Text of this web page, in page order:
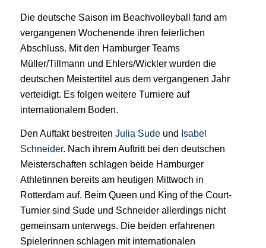
Die deutsche Saison im Beachvolleyball fand am
vergangenen Wochenende ihren feierlichen
Abschluss. Mit den Hamburger Teams
Müller/Tillmann und Ehlers/Wickler wurden die
deutschen Meistertitel aus dem vergangenen Jahr
verteidigt. Es folgen weitere Turniere auf
internationalem Boden.
Den Auftakt bestreiten Julia Sudeund Isabel
Schneider. Nach ihrem Auftritt bei den deutschen
Meisterschaften schlagen beide Hamburger
Athletinnen bereits am heutigen Mittwoch in
Rotterdam auf. Beim Queen und King of the Court-
Turnier sind Sude und Schneider allerdings nicht
gemeinsam unterwegs. Die beiden erfahrenen
Spielerinnen schlagen mit internationalen